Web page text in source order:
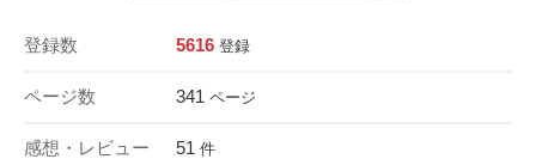
登録数 5616 登録
ページ数 341 ページ
感想・レビュー 51 件